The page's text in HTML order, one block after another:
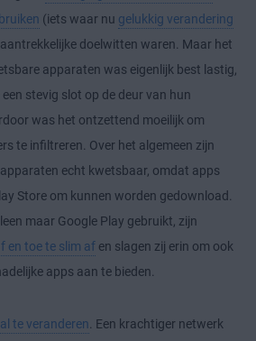
(iets waar nu gelukkig verandering
doelwitten waren. Maar het
apparaten was eigenlijk best lastig,
stevig slot op de deur van hun
was het ontzettend moeilijk om
te infiltreren. Over het algemeen zijn
echt kwetsbaar, omdat apps
Store om kunnen worden gedownload.
maar Google Play gebruikt, zijn
en toe te slim af en slagen zij erin om ook
apps aan te bieden.
te veranderen. Een krachtiger netwerk